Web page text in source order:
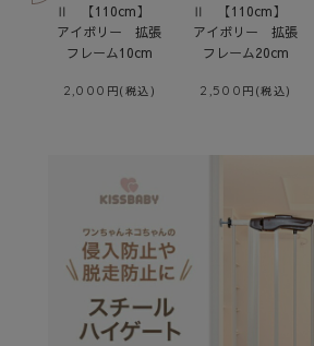
Ⅱ 【110cm】
アイボリー 拡張
フレーム20cm
2,500
Ⅱ 【110cm】
アイボリー 拡張
フレーム30cm
3,000